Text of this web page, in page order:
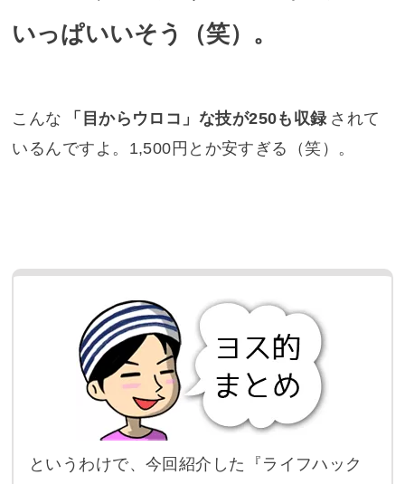
いっぱいいそう（笑）。
こんな 「目からウロコ」な技が250も収録 されて
いるんですよ。1,500円とか安すぎる（笑）。
というわけで、今回紹介した『ライフハック